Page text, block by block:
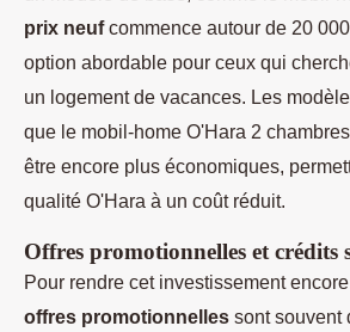
prix neufcommence autour de 20
option abordable pour ceux qui
un logement de vacances. Les
que le mobil-home O'Hara 2
être encore plus économiques,
qualité O'Hara à un coût réduit.
Offres promotionnelles et crédits
Pour rendre cet investissement
offres promotionnelles sont souvent